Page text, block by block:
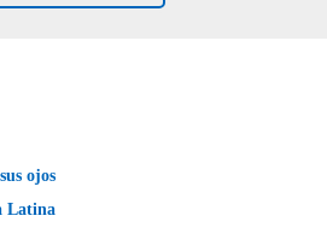
ojos
Latina